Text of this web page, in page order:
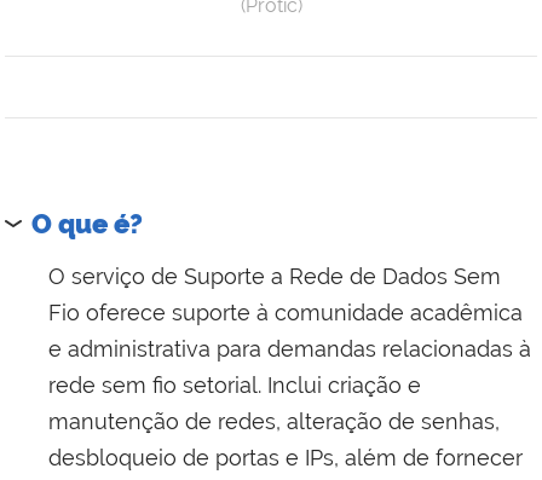
(Protic)
O que é?
O serviço de Suporte a Rede de Dados Sem
Fio oferece suporte à comunidade acadêmica
e administrativa para demandas relacionadas à
rede sem fio setorial. Inclui criação e
manutenção de redes, alteração de senhas,
desbloqueio de portas e IPs, além de fornecer